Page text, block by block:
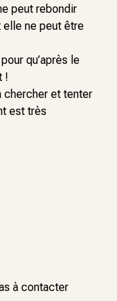
peut rebondir
elle ne peut être
qu’après le
!
chercher et tenter
est très
à contacter